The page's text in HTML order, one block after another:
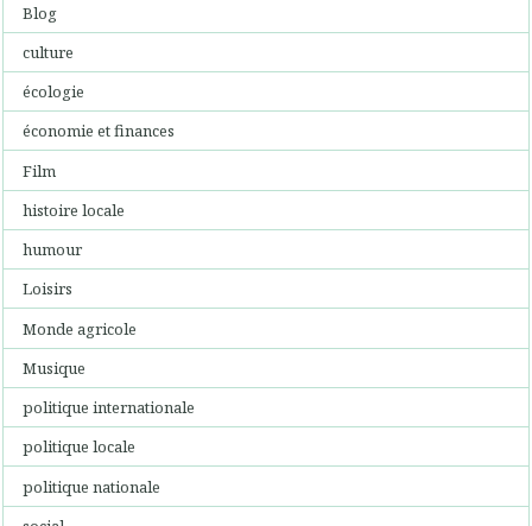
Blog
culture
écologie
économie et finances
Film
histoire locale
humour
Loisirs
Monde agricole
Musique
politique internationale
politique locale
politique nationale